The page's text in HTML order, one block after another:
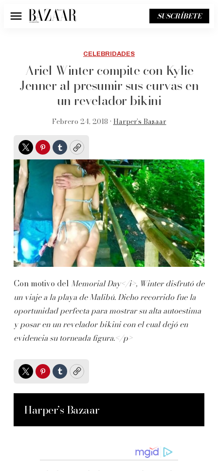
Menú SUSCRÍBETE
CELEBRIDADES
Ariel Winter compite con Kylie
Jenner al presumir sus curvas en
un revelador bikini
Febrero 24, 2018 • Harper’s Bazaar
TwitterPinterest
TumblrCopy
Con motivo del Memorial Day</i>, Winter disfrutó de
un viaje a la playa de Malibú. Dicho recorrido fue la
oportunidad perfecta para mostrar su alta autoestima
y posar en un revelador bikini con el cual dejó en
evidencia su torneada figura.</p>
TwitterPinterest
TumblrCopy
Harper’s Bazaar